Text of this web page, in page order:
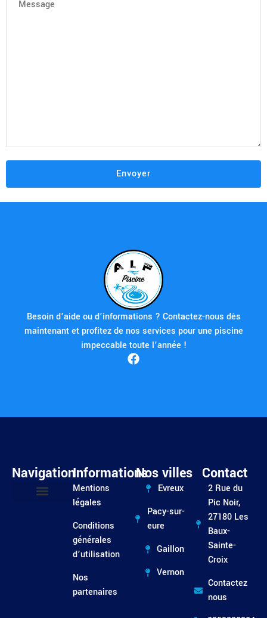
Besoin d’aide ou d’informations ? Contactez-nous dès
maintenant et profitez de nos services pour une piscine
impeccable toute l’année !
NavigationInformations
Mentions
légales
Conditions
générales
d’utilisation
Nos
partenaires
Nos villes
Evreux
Pacy-sur-
eure
Gaillon
Vernon
Contact
2 Rue du
Pic Noir,
27180 Les
Baux-
Sainte-
Croix
Contactez
nous